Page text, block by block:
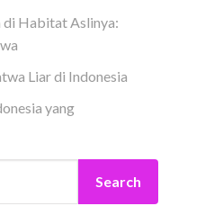
di Habitat Aslinya:
Liar di Indonesia
yang